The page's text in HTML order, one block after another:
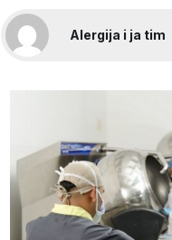
Alergija i ja tim